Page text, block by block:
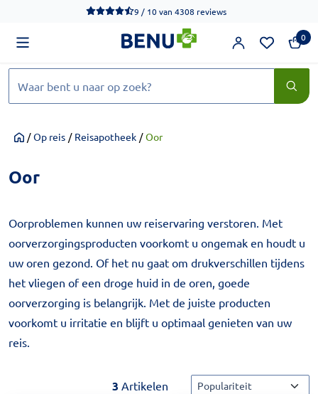
We werken momenteel hard aan het verbeteren van de
9 / 10van 4308 reviews
0
Home
/ Op reis / Reisapotheek / Oor
Oor
Oorproblemen kunnen uw reiservaring verstoren. Met
oorverzorgingsproducten voorkomt u ongemak en houdt u
uw oren gezond. Of het nu gaat om drukverschillen tijdens
het vliegen of een droge huid in de oren, goede
oorverzorging is belangrijk. Met de juiste producten
voorkomt u irritatie en blijft u optimaal genieten van uw
reis.
3 Artikelen Sorteermethode